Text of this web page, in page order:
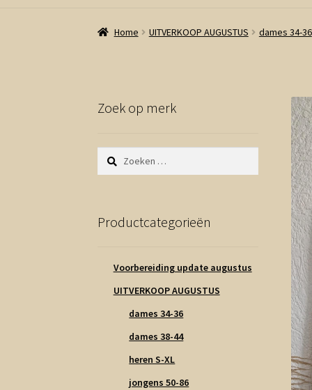
Home UITVERKOOP AUGUSTUS dames 34-36
Zoek op merk
Zoeken
naar:
Productcategorieën
Voorbereiding update augustus
UITVERKOOP AUGUSTUS
dames 34-36
dames 38-44
heren S-XL
jongens 50-86